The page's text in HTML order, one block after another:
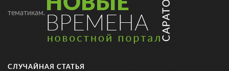
тематикам.
СЛУЧАЙНАЯ СТАТЬЯ